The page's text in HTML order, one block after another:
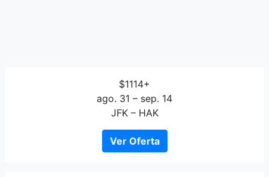
$1114+
ago. 31 – sep. 14
JFK – HAK
Ver Oferta